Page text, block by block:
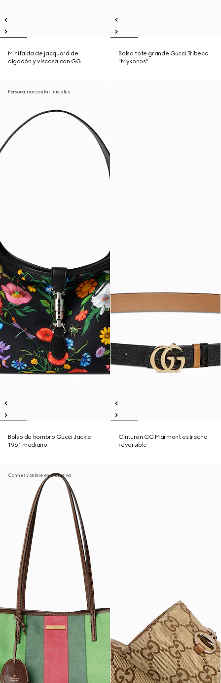
Minifalda de jacquard de
algodón y viscosa con GG
Bolso tote grande Gucci Tribeca
"Mykonos"
Personalizar con las iniciales
Bolso de hombro Gucci Jackie
1961 mediano
Cinturón GG Marmont estrecho
reversible
Cannes y online en exclusiva